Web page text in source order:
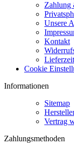
Zahlung
Unsere
Kontakt
Lieferzeit
Cookie
Informationen
Sitemap
Vertrag
Zahlungsmethoden